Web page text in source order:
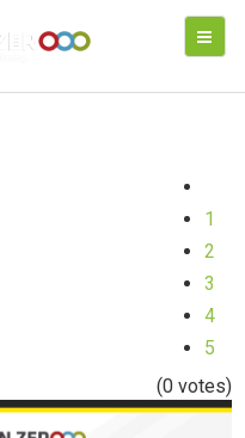
1
2
3
4
5
(0 votes)